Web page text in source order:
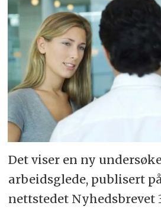
Det viser en ny
arbeidsglede, publisert
nettstedet Nyhedsbrevet